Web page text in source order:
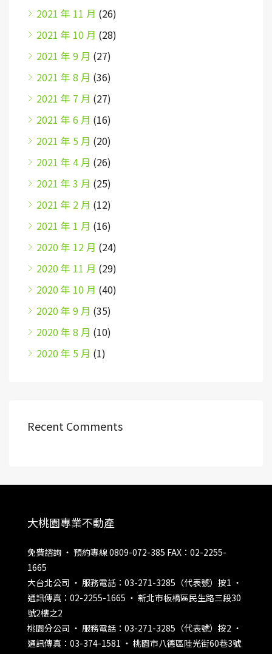
2021 年 11 月 (26)
2021 年 10 月 (28)
2021 年 9 月 (27)
2021 年 8 月 (36)
2021 年 7 月 (27)
2021 年 6 月 (16)
2021 年 5 月 (20)
2021 年 4 月 (26)
2021 年 3 月 (25)
2021 年 2 月 (12)
2021 年 1 月 (16)
2020 年 12 月 (24)
2020 年 11 月 (29)
2020 年 10 月 (40)
2020 年 9 月 (35)
2020 年 8 月 (10)
2020 年 5 月 (1)
Recent Comments
大桃園專業不動產
免費諮詢 ‧ 預約專線 0809-072-385 FAX：02-2255-
1665
大台北公司 ‧ 服務電話：03-271-3285（代表號）按1 ‧
通訊傳真：02-2255-1665 ‧ 新北市板橋區民生路三段30
號2樓之2
桃園分公司 ‧ 服務電話：03-271-3285（代表號）按2 ‧
通訊傳真：03-374-1581 ‧ 桃園市八德區陸光街60巷3號